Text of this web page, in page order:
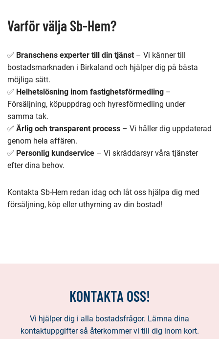
Varför välja Sb-Hem?
✅ Branschens experter till din tjänst – Vi känner till
bostadsmarknaden i Birkaland och hjälper dig på bästa
möjliga sätt.
✅ Helhetslösning inom fastighetsförmedling –
Försäljning, köpuppdrag och hyresförmedling under
samma tak.
✅ Ärlig och transparent process – Vi håller dig uppdaterad
genom hela affären.
✅ Personlig kundservice – Vi skräddarsyr våra tjänster
efter dina behov.
Kontakta Sb-Hem redan idag och låt oss hjälpa dig med
försäljning, köp eller uthyrning av din bostad!
KONTAKTA OSS!
Vi hjälper dig i alla bostadsfrågor. Lämna dina
kontaktuppgifter så återkommer vi till dig inom kort.